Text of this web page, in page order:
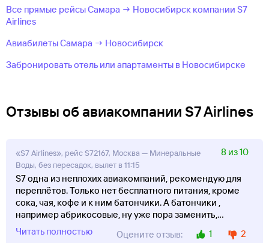
Все прямые рейсы Самара → Новосибирск компании S7
Airlines
Авиабилеты Самара → Новосибирск
Забронировать отель или апартаменты в Новосибирске
Отзывы об авиакомпании S7 Airlines
«S7 Airlines», рейс S72167, Москва — Минеральные
Воды, без пересадок, вылет в 11:15
8 из 10
S7 одна из неплохих авиакомпаний, рекомендую для
переплётов. Только нет бесплатного питания, кроме
сока, чая, кофе и к ним батончики. А батончики ,
например абрикосовые, ну уже пора заменить,...
Читать полностью
Оцените отзыв: 1 2